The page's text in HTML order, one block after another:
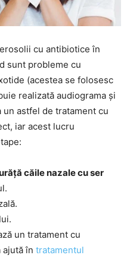
cu antibiotice în
sunt probleme cu
(acestea se folosesc
realizată audiograma și
un astfel de tratament cu
iar acest lucru
căile nazale cu ser
un tratament cu
ajută în tratamentul